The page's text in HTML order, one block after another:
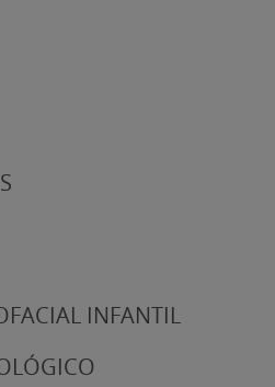
INFANTIL